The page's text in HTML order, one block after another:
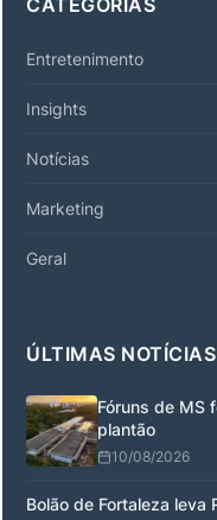
Entretenimento
Insights
Notícias
Marketing
Geral
ÚLTIMAS NOTÍCIAS
Fóruns de MS
plantão
10/08/2026
Bolão de Fortaleza leva